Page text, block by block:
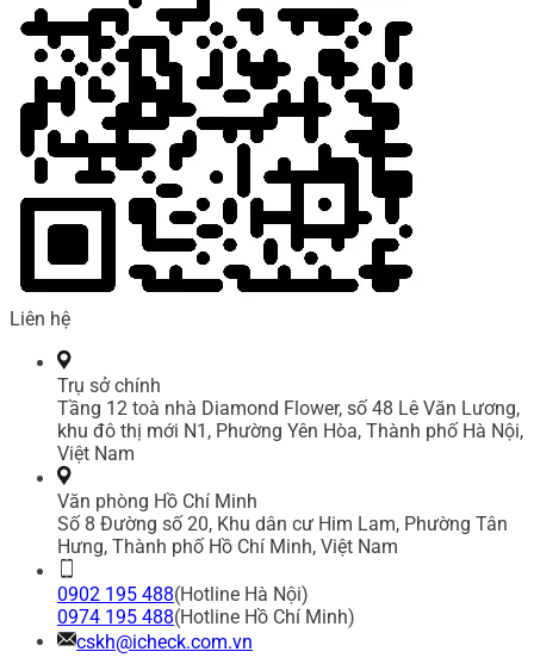
Liên hệ
Trụ sở chính
Tầng 12 toà nhà Diamond Flower, số 48 Lê Văn Lương,
khu đô thị mới N1, Phường Yên Hòa, Thành phố Hà Nội,
Việt Nam
Văn phòng Hồ Chí Minh
Số 8 Đường số 20, Khu dân cư Him Lam, Phường Tân
Hưng, Thành phố Hồ Chí Minh, Việt Nam
0902 195 488(Hotline Hà Nội)
0974 195 488(Hotline Hồ Chí Minh)
cskh@icheck.com.vn